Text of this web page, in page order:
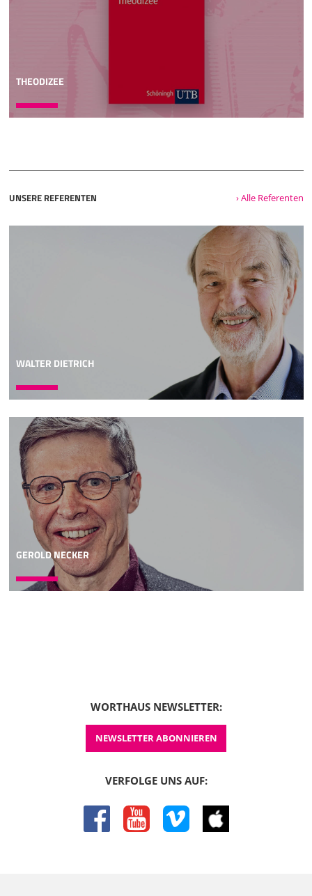
THEODIZEE
UNSERE REFERENTEN › Alle Referenten
WALTER DIETRICH
GEROLD NECKER
WORTHAUS NEWSLETTER:
NEWSLETTER ABONNIEREN
VERFOLGE UNS AUF:
facebook youtube vimeo itunes